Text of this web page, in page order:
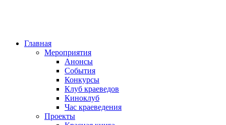
Главная
Мероприятия
Анонсы
События
Конкурсы
Клуб краеведов
Киноклуб
Час краеведения
Проекты